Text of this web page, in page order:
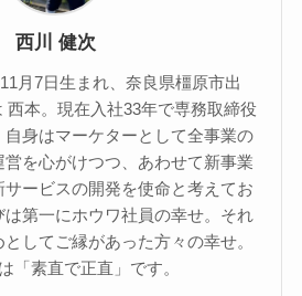
西川 健次
月7日生まれ、奈良県橿原市出
西本。現在入社33年で専務取締役
自身はマーケターとして全事業の
を心がけつつ、あわせて新事業
ービスの開発を使命と考えてお
は第一にホウワ社員の幸せ。それ
してご縁があった方々の幸せ。
「素直で正直」です。